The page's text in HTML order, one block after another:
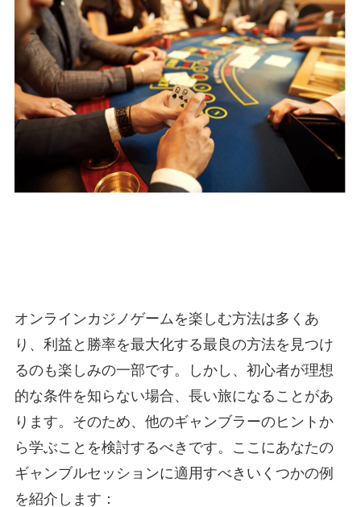
オンラインカジノゲームを楽しむ方法は多くあ
り、利益と勝率を最大化する最良の方法を見つけ
るのも楽しみの一部です。しかし、初心者が理想
的な条件を知らない場合、長い旅になることがあ
ります。そのため、他のギャンブラーのヒントか
ら学ぶことを検討するべきです。ここにあなたの
ギャンブルセッションに適用すべきいくつかの例
を紹介します：